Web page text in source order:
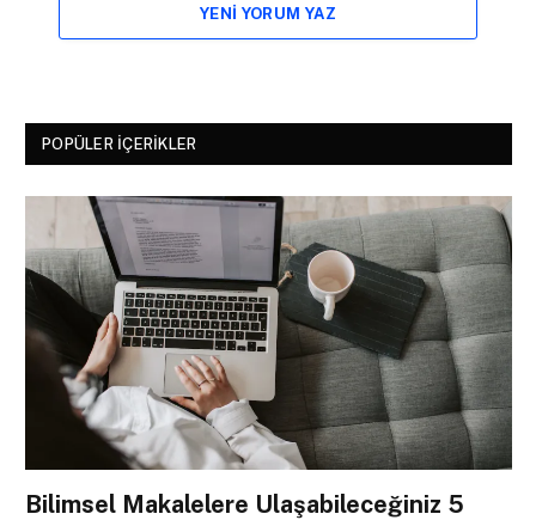
YENI YORUM YAZ
POPÜLER İÇERIKLER
Bilimsel Makalelere Ulaşabileceğiniz 5